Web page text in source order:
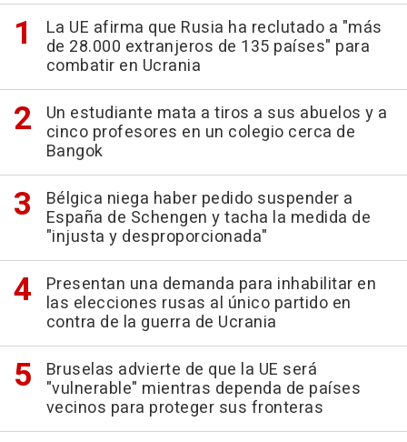
La UE afirma que Rusia ha reclutado a "más
de 28.000 extranjeros de 135 países" para
combatir en Ucrania
Un estudiante mata a tiros a sus abuelos y a
cinco profesores en un colegio cerca de
Bangok
Bélgica niega haber pedido suspender a
España de Schengen y tacha la medida de
"injusta y desproporcionada"
Presentan una demanda para inhabilitar en
las elecciones rusas al único partido en
contra de la guerra de Ucrania
Bruselas advierte de que la UE será
"vulnerable" mientras dependa de países
vecinos para proteger sus fronteras